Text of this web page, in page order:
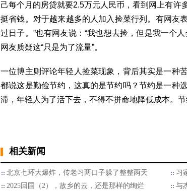
己每个月的房贷就要2.5万元人民币，看到网上有许
挺省钱。对于越来越多的人加入捡菜行列。有网友
过日子。”也有网友说：“我也想去捡，但是我一个
网友质疑这“只是为了流量”。
一位博主则评论年轻人捡菜现象，背后其实是一种
都说这是勤俭节约，这真的是节约吗？节约是一种
滞，年轻人为了活下去，不得不拼命地降低成本。
相关新闻
北京七环大爆炸，传老习两口子躲了整整两天
习
2025回国（2），故乡的云，还是那样的绚烂
与